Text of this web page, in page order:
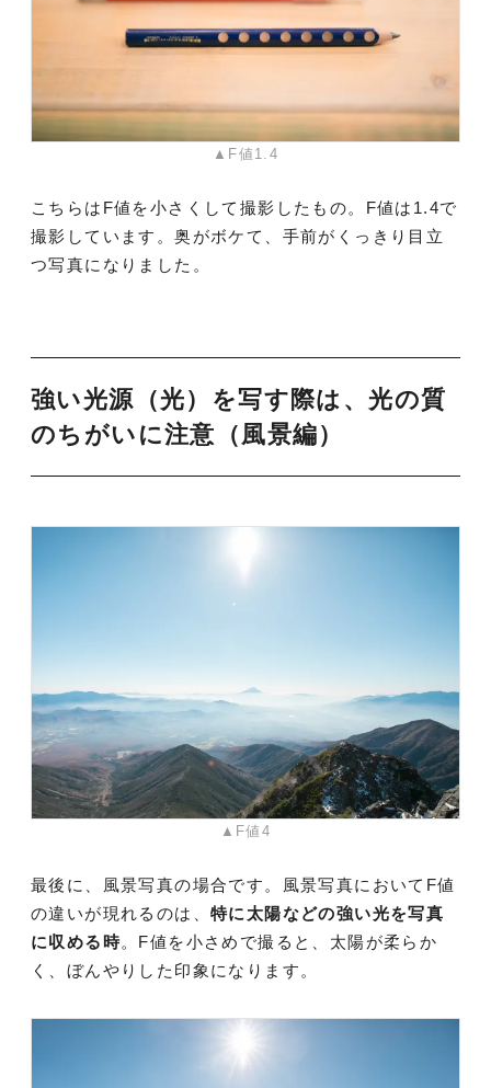
▲F値1.4
こちらはF値を小さくして撮影したもの。F値は1.4で
撮影しています。奥がボケて、手前がくっきり目立
つ写真になりました。
強い光源（光）を写す際は、光の質
のちがいに注意（風景編）
▲F値4
最後に、風景写真の場合です。風景写真においてF値
の違いが現れるのは、 特に太陽などの強い光を写真
に収める時。F値を小さめで撮ると、太陽が柔らか
く、ぼんやりした印象になります。